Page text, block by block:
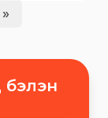
бэлэн